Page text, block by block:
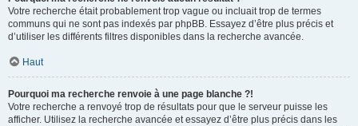
Votre recherche était probablement trop vague ou incluait trop de termes
communs qui ne sont pas indexés par phpBB. Essayez d’être plus précis et
d’utiliser les différents filtres disponibles dans la recherche avancée.
Haut
Pourquoi ma recherche renvoie à une page blanche ?!
Votre recherche a renvoyé trop de résultats pour que le serveur puisse les
afficher. Utilisez la recherche avancée et essayez d’être plus précis dans les